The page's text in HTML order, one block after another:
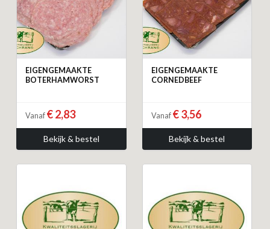
EIGENGEMAAKTE
BOTERHAMWORST
Vanaf € 2,83
Bekijk & bestel
EIGENGEMAAKTE
CORNEDBEEF
Vanaf € 3,56
Bekijk & bestel